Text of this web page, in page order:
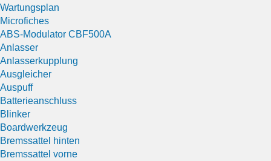
Wartungsplan
Microfiches
ABS-Modulator CBF500A
Anlasser
Anlasserkupplung
Ausgleicher
Auspuff
Batterieanschluss
Blinker
Boardwerkzeug
Bremssattel hinten
Bremssattel vorne